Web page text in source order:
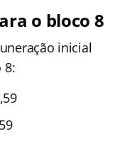
o bloco 8
inicial
8: